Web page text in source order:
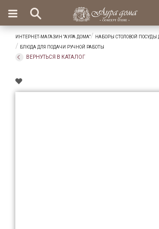
Вход
Избранное
×
Салоны
Доставка
Оплата
Ароматы
ИНТЕРНЕТ-МАГАЗИН "АУРА ДОМА"
НАБОРЫ СТОЛОВОЙ ПОСУДЫ
БЛЮДА ДЛЯ ПОДАЧИ РУЧНОЙ РАБОТЫ
ВЕРНУТЬСЯ В КАТАЛОГ